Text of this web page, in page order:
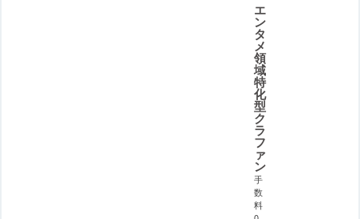
エ
ン
タ
メ
領
域
特
化
型
ク
ラ
フ
ァ
ン
手
数
料